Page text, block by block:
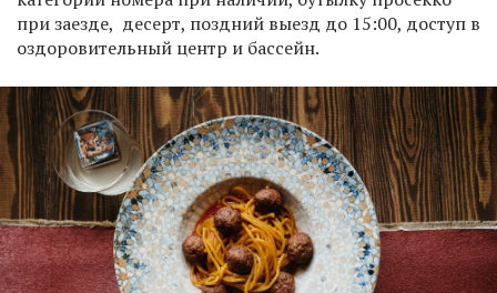
при заезде, десерт, поздний выезд до 15:00, доступ в
оздоровительный центр и бассейн.